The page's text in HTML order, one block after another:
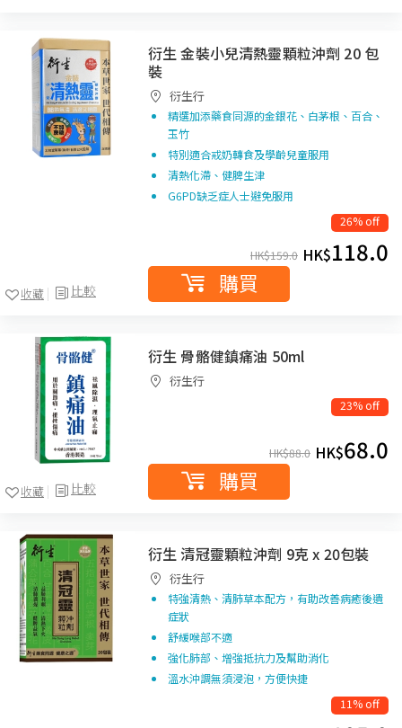
比較
收藏
衍生 金裝小兒清熱靈顆粒沖劑 20 包
裝
衍生行
精選加添藥食同源的金銀花、白茅根、百合、
玉竹
特別適合戒奶轉食及學齡兒童服用
清熱化滯、健脾生津
G6PD缺乏症人士避免服用
26% off
HK$159.0 HK$118.0
購買
比較
收藏
衍生 骨骼健鎮痛油 50ml
衍生行
23% off
HK$88.0 HK$68.0
購買
衍生 清冠靈顆粒沖劑 9克 x 20包裝
衍生行
特強清熱、清肺草本配方，有助改善病癒後遺
症狀
舒緩喉部不適
強化肺部、增強抵抗力及幫助消化
溫水沖調無須浸泡，方便快捷
11% off